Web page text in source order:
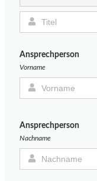
Ansprechperson
Vorname
Ansprechperson
Nachname